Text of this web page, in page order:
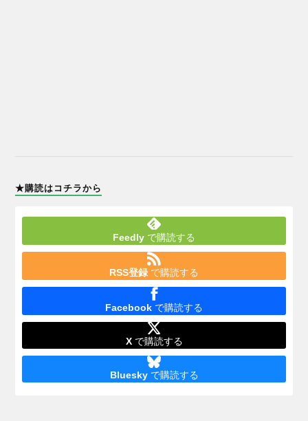
★購読はコチラから
Feedly で購読する
RSS登録 で購読する
Facebook で購読する
Xで購読する
Blueskyで購読する